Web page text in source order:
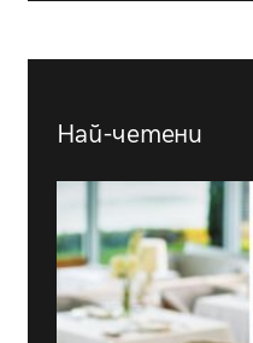
Най-четени